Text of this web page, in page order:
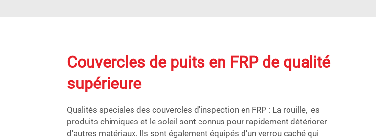
Couvercles de puits en FRP de qualité
supérieure
Qualités spéciales des couvercles d'inspection en FRP : La rouille, les
produits chimiques et le soleil sont connus pour rapidement détériorer
d'autres matériaux. Ils sont également équipés d'un verrou caché qui